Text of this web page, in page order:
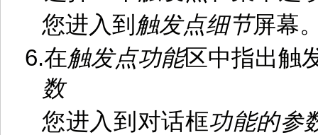
您进入到 触发点细节屏幕
6.在触发点功能区中指出触
数
您进入到对话框功能的参